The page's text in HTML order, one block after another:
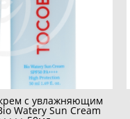
с увлажняющим
Watery Sun Cream